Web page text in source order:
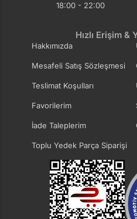
18:00 - 22:00
Hızlı Erişim &
Hakkımızda
Mesafeli Satış Sözleşmesi
Teslimat Koşulları
Favorilerim
İade Taleplerim
Toplu Yedek Parça Siparişi